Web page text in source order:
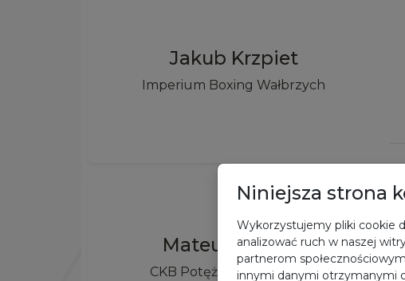
Jakub Krzpiet
Imperium Boxing Wałbrzych
Mateusz Jarosz
CKB Potężnie Ciechocinek
Niniejsza strona
Wykorzystujemy pliki cookie
analizować ruch w naszej
partnerom
innymi danymi otrzymanymi